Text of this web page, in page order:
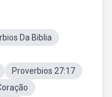
Da Biblia
Proverbios 27:17